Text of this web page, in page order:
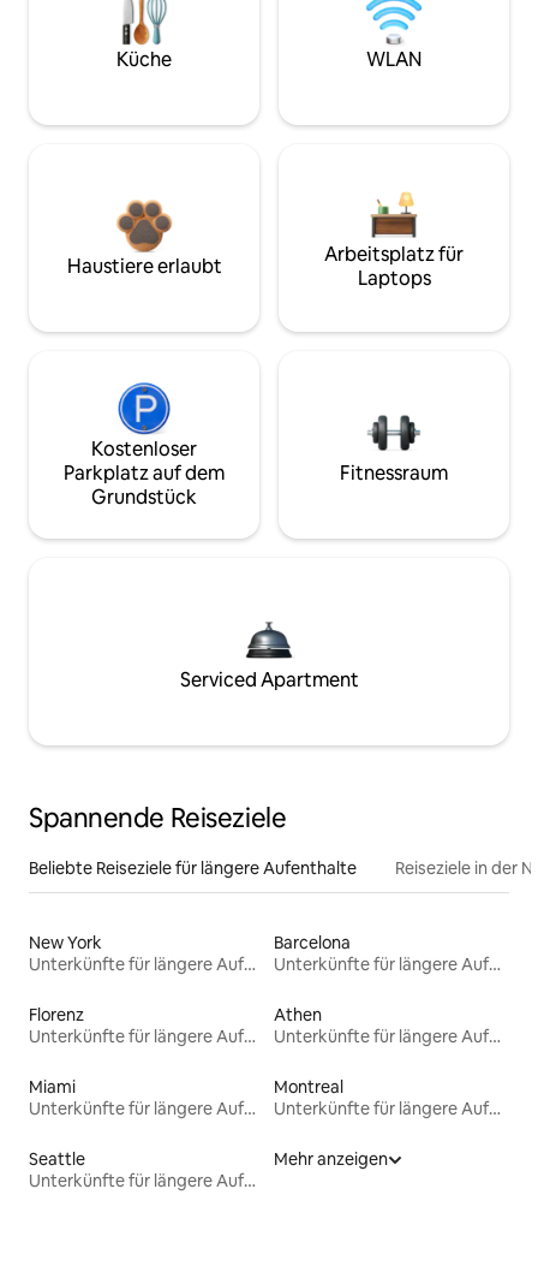
Küche WLAN
Haustiere erlaubt
Arbeitsplatz für
Laptops
Kostenloser
Parkplatz auf dem
Grundstück
Fitnessraum
Serviced Apartment
Spannende Reiseziele
Beliebte Reiseziele für längere Aufenthalte Reiseziele in der
New York
Unterkünfte für längere Aufenthalte
Barcelona
Unterkünfte für längere Aufenthalte
Florenz
Unterkünfte für längere Aufenthalte
Athen
Unterkünfte für längere Aufenthalte
Miami
Unterkünfte für längere Aufenthalte
Montreal
Unterkünfte für längere Aufenthalte
Seattle
Unterkünfte für längere Aufenthalte
Mehr anzeigen